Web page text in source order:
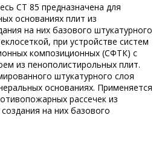
CT 85 предназначена для
основаниях плит из
на них базового штукатурного
при устройстве систем
композиционных (СФТК) с
из пенополистирольных плит.
штукатурного слоя
основаниях. Применяется
рассечек из
на них базового